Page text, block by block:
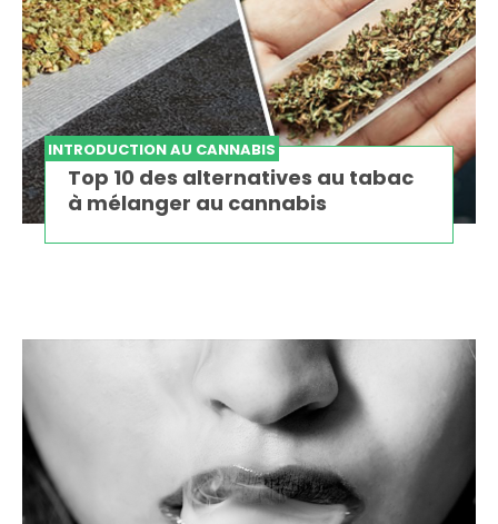
INTRODUCTION AU CANNABIS
Top 10 des alternatives au tabac
à mélanger au cannabis